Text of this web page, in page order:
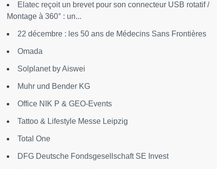
Elatec reçoit un brevet pour son connecteur USB rotatif /
Montage à 360° : un...
22 décembre : les 50 ans de Médecins Sans Frontières
Omada
Solplanet by Aiswei
Muhr und Bender KG
Office NIK P & GEO-Events
Tattoo & Lifestyle Messe Leipzig
Total One
DFG Deutsche Fondsgesellschaft SE Invest